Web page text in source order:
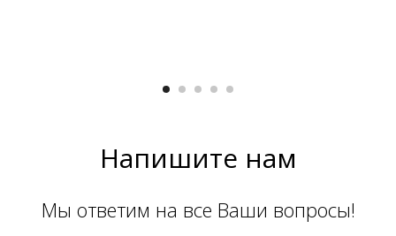
Напишите нам
Мы ответим на все Ваши вопросы!